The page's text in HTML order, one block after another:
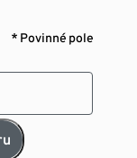
* Povinné pole